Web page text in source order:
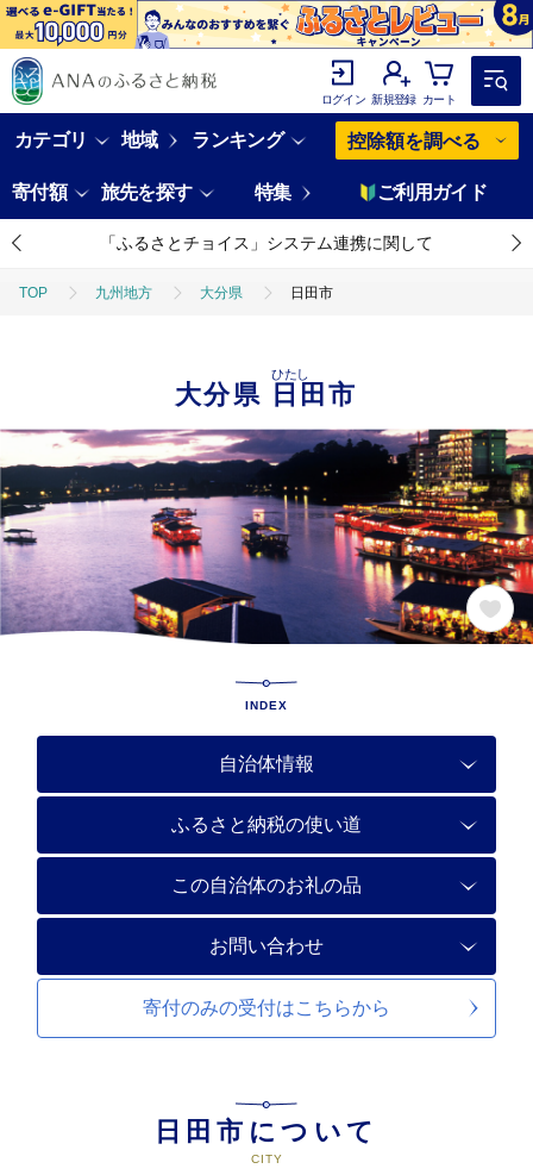
ログイン 新規登録 カート
カテゴリ 地域 ランキング 控除額を調べる
寄付額 旅先を探す 特集 ご利用ガイド
「ふるさとチョイス」システム連携に関して
TOP 九州地方 大分県 日田市
大分県 日田市
ひたし
INDEX
自治体情報
ふるさと納税の使い道
この自治体のお礼の品
お問い合わせ
寄付のみの受付はこちらから
日田市について